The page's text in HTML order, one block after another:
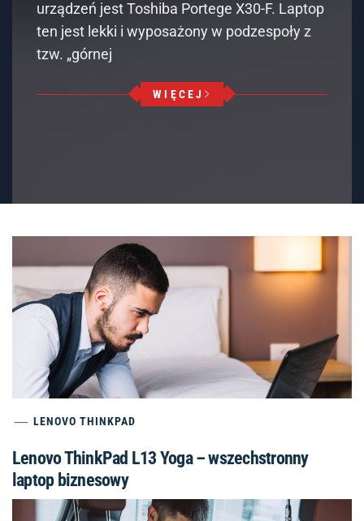
urządzeń jest Toshiba Portege X30-F. Laptop
ten jest lekki i wyposażony w podzespoły z
tzw. „górnej
WIĘCEJ
LENOVO THINKPAD
Lenovo ThinkPad L13 Yoga – wszechstronny
laptop biznesowy